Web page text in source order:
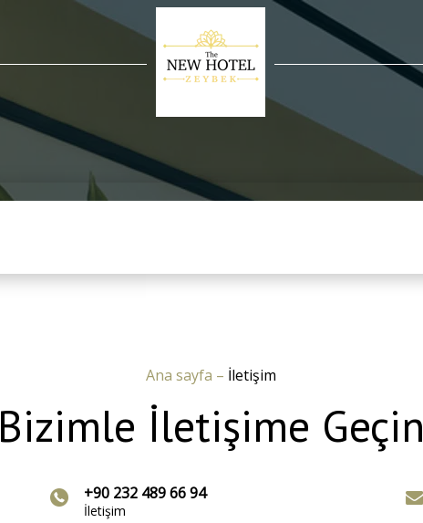
Ana sayfa – İletişim
Bizimle İletişime Geçin
+90 232 489 66 94
İletişim